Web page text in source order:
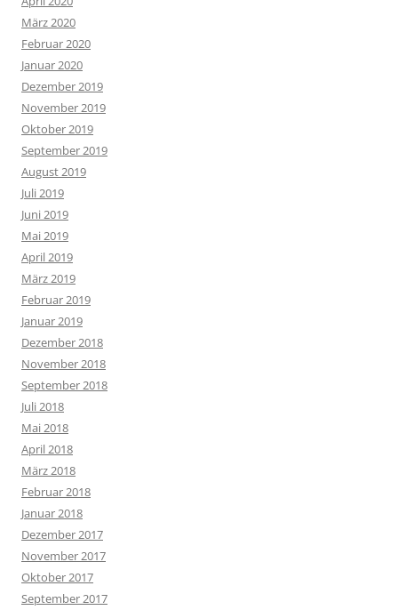
März 2020
Februar 2020
Januar 2020
Dezember 2019
November 2019
Oktober 2019
September 2019
August 2019
Juli 2019
Juni 2019
Mai 2019
April 2019
März 2019
Februar 2019
Januar 2019
Dezember 2018
November 2018
September 2018
Juli 2018
Mai 2018
April 2018
März 2018
Februar 2018
Januar 2018
Dezember 2017
November 2017
Oktober 2017
September 2017